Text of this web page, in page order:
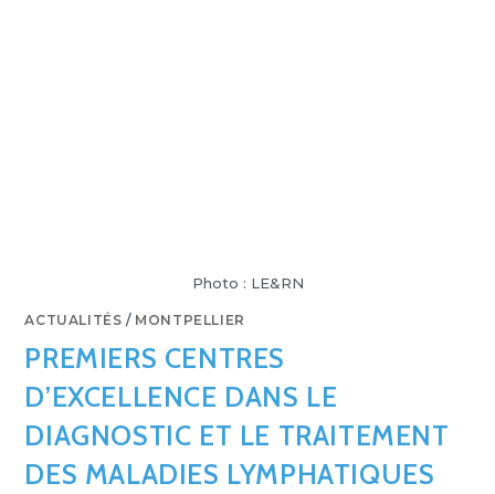
Photo : LE&RN
ACTUALITÉS / MONTPELLIER
PREMIERS CENTRES
D’EXCELLENCE DANS LE
DIAGNOSTIC ET LE TRAITEMENT
DES MALADIES LYMPHATIQUES